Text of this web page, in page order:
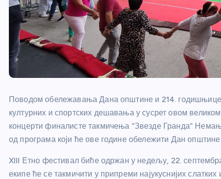
Поводом обележавања Дана општине и 214.
културних и спортских дешавања у сусрет овом
концерти финалисте такмичења “Звезде Гранда”
од програма који ће ове године обележити Дан
XIII Етно фестивал биће одржан у недељу, 22.
екипе ће се такмичити у припреми најукуснијих